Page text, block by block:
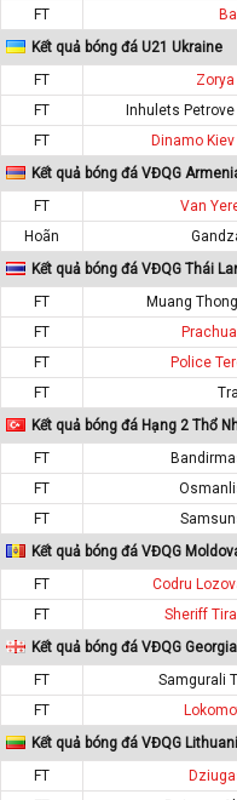
FT
Kết quả bóng đá U21 Ukraine
FT
Zorya
FT
Inhulets Petrove
FT
Dinamo Kiev
Kết quả bóng đá VĐQG
FT
Van
Hoãn
Kết quả bóng đá VĐQG Thái
FT
Muang
FT
FT
Police
FT
Kết quả bóng đá Hạng 2 Thổ
FT
FT
FT
Kết quả bóng đá VĐQG
FT
Codru
FT
Sheriff
Kết quả bóng đá VĐQG Georgia
FT
Samgurali
FT
Kết quả bóng đá VĐQG
FT